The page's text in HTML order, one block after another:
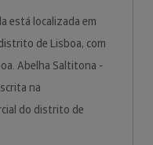
está localizada em
de Lisboa, com
Abelha Saltitona -
na
do distrito de